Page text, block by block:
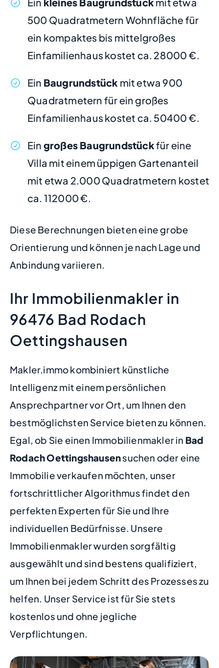
500 Quadratmetern Wohnfläche für
ein kompaktes bis mittelgroßes
Einfamilienhaus kostet ca. 28000 €.
Ein Baugrundstück mit etwa 900
Quadratmetern für ein großes
Einfamilienhaus kostet ca. 50400 €.
Ein großes Baugrundstückfür eine
Villa mit einem üppigen Gartenanteil
mit etwa 2.000 Quadratmetern kostet
ca. 112000 €.
Diese Berechnungen bieten eine grobe
Orientierung und können je nach Lage und
Anbindung variieren.
Ihr Immobilienmakler in
96476 Bad Rodach
Oettingshausen
Makler.immo kombiniert künstliche
Intelligenz mit einem persönlichen
Ansprechpartner vor Ort, um Ihnen den
bestmöglichsten Service bieten zu können.
Egal, ob Sie einen Immobilienmakler in Bad
Rodach Oettingshausensuchen oder eine
Immobilie verkaufen möchten, unser
fortschrittlicher Algorithmus findet den
perfekten Experten für Sie und Ihre
individuellen Bedürfnisse. Unsere
Immobilienmakler wurden sorgfältig
ausgewählt und sind bestens qualifiziert,
um Ihnen bei jedem Schritt des Prozesses zu
helfen. Unser Service ist für Sie stets
kostenlos und ohne jegliche
Verpflichtungen.